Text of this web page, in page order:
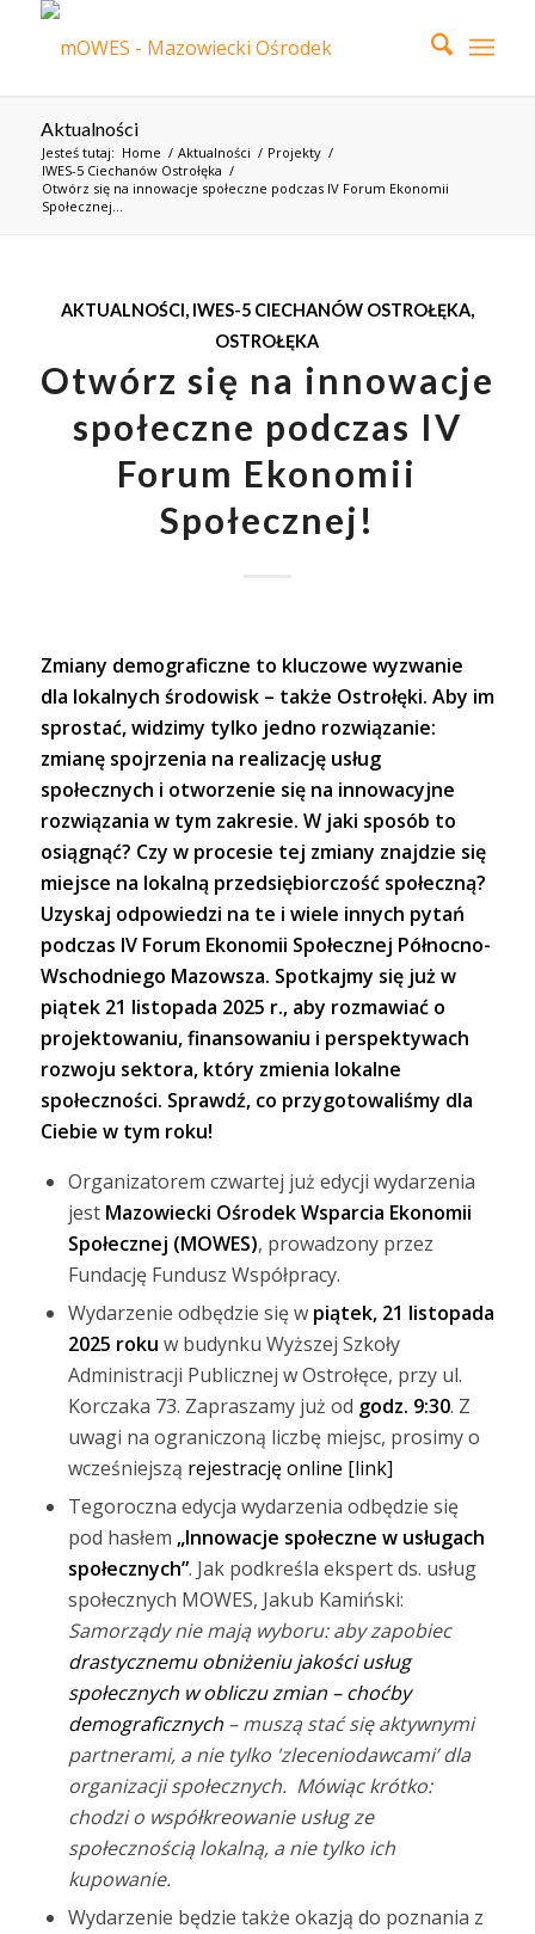
Aktualności
Jesteś tutaj: Home / Aktualności / Projekty /
IWES-5 Ciechanów Ostrołęka /
Otwórz się na innowacje społeczne podczas IV Forum Ekonomii
Społecznej...
AKTUALNOŚCI, IWES-5 CIECHANÓW OSTROŁĘKA,
OSTROŁĘKA
Otwórz się na innowacje
społeczne podczas IV
Forum Ekonomii
Społecznej!
Zmiany demograficzne to kluczowe wyzwanie
dla lokalnych środowisk – także Ostrołęki. Aby im
sprostać, widzimy tylko jedno rozwiązanie:
zmianę spojrzenia na realizację usług
społecznych i otworzenie się na innowacyjne
rozwiązania w tym zakresie. W jaki sposób to
osiągnąć? Czy w procesie tej zmiany znajdzie się
miejsce na lokalną przedsiębiorczość społeczną?
Uzyskaj odpowiedzi na te i wiele innych pytań
podczas IV Forum Ekonomii Społecznej Północno-
Wschodniego Mazowsza. Spotkajmy się już w
piątek 21 listopada 2025 r., aby rozmawiać o
projektowaniu, finansowaniu i perspektywach
rozwoju sektora, który zmienia lokalne
społeczności. Sprawdź, co przygotowaliśmy dla
Ciebie w tym roku!
Organizatorem czwartej już edycji wydarzenia
jest Mazowiecki Ośrodek Wsparcia Ekonomii
Społecznej (MOWES), prowadzony przez
Fundację Fundusz Współpracy.
Wydarzenie odbędzie się w piątek, 21 listopada
2025 roku w budynku Wyższej Szkoły
Administracji Publicznej w Ostrołęce, przy ul.
Korczaka 73. Zapraszamy już od godz. 9:30. Z
uwagi na ograniczoną liczbę miejsc, prosimy o
wcześniejszą rejestrację online [link]
Tegoroczna edycja wydarzenia odbędzie się
pod hasłem „Innowacje społeczne w usługach
społecznych”. Jak podkreśla ekspert ds. usług
społecznych MOWES, Jakub Kamiński:
Samorządy nie mają wyboru: aby zapobiec
drastycznemu obniżeniu jakości usług
społecznych w obliczu zmian – choćby
demograficznych – muszą stać się aktywnymi
partnerami, a nie tylko 'zleceniodawcami’ dla
organizacji społecznych. Mówiąc krótko:
chodzi o współkreowanie usług ze
społecznością lokalną, a nie tylko ich
kupowanie.
Wydarzenie będzie także okazją do poznania z